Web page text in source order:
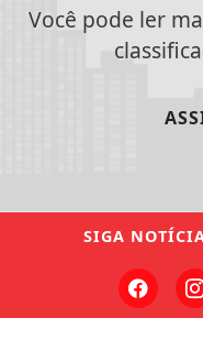
Você pode ler
SIGA